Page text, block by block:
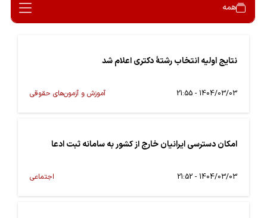
همه
نتایج اولیه انتخاب رشتۀ دکتری اعلام شد
1404/03/03 - 21:55 آموزش و آزمون‌های حقوقی
امکان دسترسی ایرانیان خارج از کشور به سامانه ثبت ادعا
1404/03/03 - 21:52 اجتماعی